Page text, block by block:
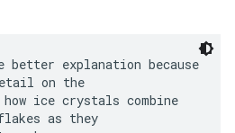
better explanation because
on the
ice crystals combine
as they